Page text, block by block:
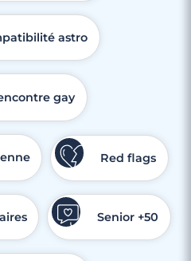
astro
gay
Red flags
Senior +50